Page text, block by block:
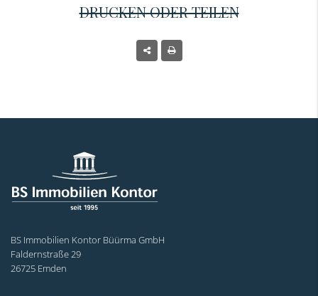
DRUCKEN ODER TEILEN
BS Immobilien Kontor Büürma GmbH
Faldernstraße 29
26725 Emden